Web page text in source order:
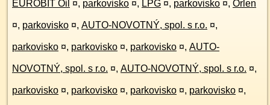
EUROBIT Oil ¤, parkovisko ¤, LPG ¤, parkovisko ¤, Orlen
¤, parkovisko ¤, AUTO-NOVOTNÝ, spol. s r.o. ¤,
parkovisko ¤, parkovisko ¤, parkovisko ¤, AUTO-
NOVOTNÝ, spol. s r.o. ¤, AUTO-NOVOTNÝ, spol. s r.o. ¤,
parkovisko ¤, parkovisko ¤, parkovisko ¤, parkovisko ¤,